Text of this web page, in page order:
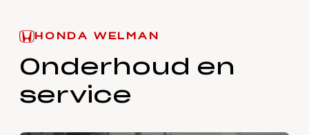
HONDA WELMAN
Onderhoud en
service